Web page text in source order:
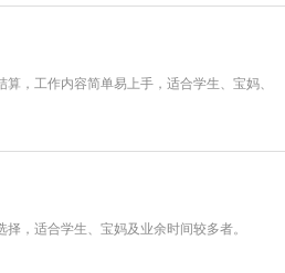
，工作内容简单易上手，适合学生、宝妈、
，适合学生、宝妈及业余时间较多者。